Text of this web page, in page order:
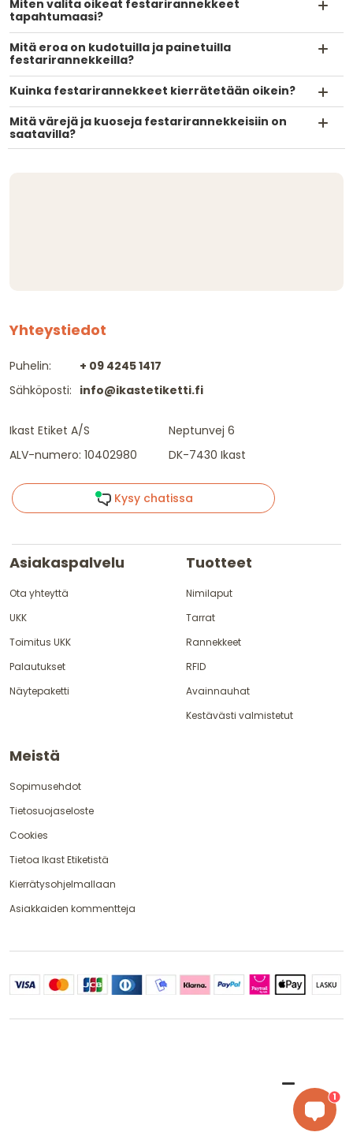
Miten valita oikeat festarirannekkeet
tapahtumaasi?
Mitä eroa on kudotuilla ja painetuilla
festarirannekkeilla?
Kuinka festarirannekkeet kierrätetään oikein?
Mitä värejä ja kuoseja festarirannekkeisiin on
saatavilla?
Yhteystiedot
Puhelin:
Sähköposti:
+ 09 4245 1417
info@ikastetiketti.fi
Ikast Etiket A/S
ALV-numero: 10402980
Neptunvej 6
DK-7430 Ikast
Kysy chatissa
Asiakaspalvelu
Ota yhteyttä
UKK
Toimitus UKK
Palautukset
Näytepaketti
Tuotteet
Nimilaput
Tarrat
Rannekkeet
RFID
Avainnauhat
Kestävästi valmistetut
Meistä
Sopimusehdot
Tietosuojaseloste
Cookies
Tietoa Ikast Etiketistä
Kierrätysohjelmallaan
Asiakkaiden kommentteja
1